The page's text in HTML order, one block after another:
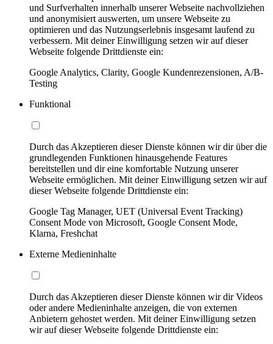
und Surfverhalten innerhalb unserer Webseite nachvollziehen
und anonymisiert auswerten, um unsere Webseite zu
optimieren und das Nutzungserlebnis insgesamt laufend zu
verbessern. Mit deiner Einwilligung setzen wir auf dieser
Webseite folgende Drittdienste ein:
Google Analytics, Clarity, Google Kundenrezensionen, A/B-
Testing
Funktional
Durch das Akzeptieren dieser Dienste können wir dir über die
grundlegenden Funktionen hinausgehende Features
bereitstellen und dir eine komfortable Nutzung unserer
Webseite ermöglichen. Mit deiner Einwilligung setzen wir auf
dieser Webseite folgende Drittdienste ein:
Google Tag Manager, UET (Universal Event Tracking)
Consent Mode von Microsoft, Google Consent Mode,
Klarna, Freshchat
Externe Medieninhalte
Durch das Akzeptieren dieser Dienste können wir dir Videos
oder andere Medieninhalte anzeigen, die von externen
Anbietern gehostet werden. Mit deiner Einwilligung setzen
wir auf dieser Webseite folgende Drittdienste ein: